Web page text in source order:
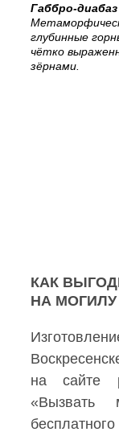
Габбро-диабаз
глубинные
чётко
зёрнами.
КАК
НА
на сайте
«Вызвать